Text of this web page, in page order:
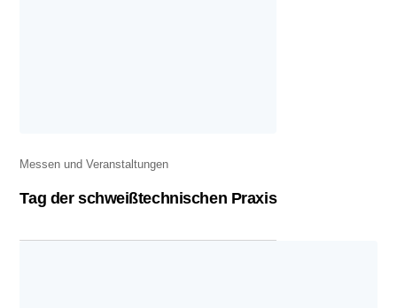
Messen und Veranstaltungen
Tag der schweißtechnischen Praxis